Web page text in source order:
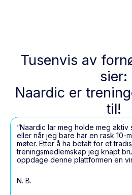
Tusenvis av
sier:
Naardic er
til!
“Naardic lar meg holde meg
eller når jeg bare har en rask 10-
møter. Etter å ha betalt for et
treningsmedlemskap jeg knapt
oppdage denne plattformen en
N. B.